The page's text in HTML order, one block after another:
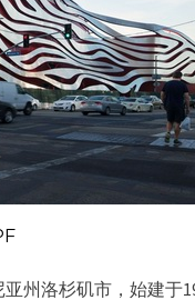
州洛杉矶市，始建于